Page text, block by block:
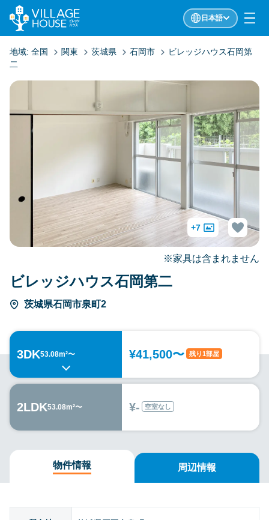
日本語
地域: 全国 関東 茨城県 石岡市
ビレッジハウス石岡第
二
ビレッジハウス石岡第二
茨城県石岡市泉町2
+7
※家具は含まれません
3DK53.08m²〜 ¥41,500〜 残り1部屋
2LDK53.08m²〜 ¥- 空室なし
物件情報 周辺情報